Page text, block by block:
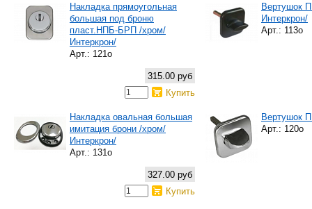
Накладка прямоугольная
большая под броню
пласт.НПБ-БРП /хром/
Интеркрон/
Арт.: 121о
315.00 руб
Купить
Вертушок
Интеркрон/
Арт.: 113о
Накладка овальная большая
имитация брони /хром/
Интеркрон/
Арт.: 131о
327.00 руб
Купить
Вертушок
Арт.: 120о